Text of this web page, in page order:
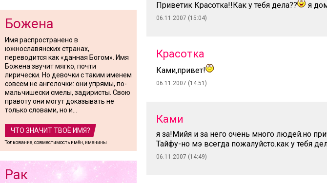
Божена
Имя распространено в
южнославянских странах,
переводится как «данная Богом». Имя
Божена звучит мягко, почти
лирически. Но девочки с таким именем
совсем не ангелочки: они упрямы, по-
мальчишески смелы, задиристы. Свою
правоту они могут доказывать не
только словами, но и...
ЧТО ЗНАЧИТ ТВОЁ ИМЯ?
Толкование, совместимость имён, именины
Рак
Приветик Красотка!!Как у тебя дела?? я
06.11.2007 (15:04)
Красотка
Ками,привет!
06.11.2007 (14:51)
Ками
я за!Мийя и за него очень много людей.но
Тайфу-но мэ всегда пожалуйсто.как у тебя
06.11.2007 (14:49)